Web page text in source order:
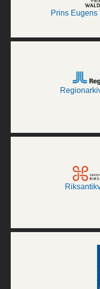
Prins Eugens